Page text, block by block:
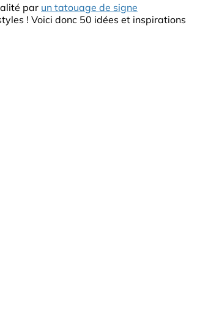
par un tatouage de signe
! Voici donc 50 idées et inspirations